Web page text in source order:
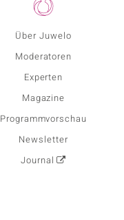
Über Juwelo
Moderatoren
Experten
Magazine
Programmvorschau
Newsletter
Journal